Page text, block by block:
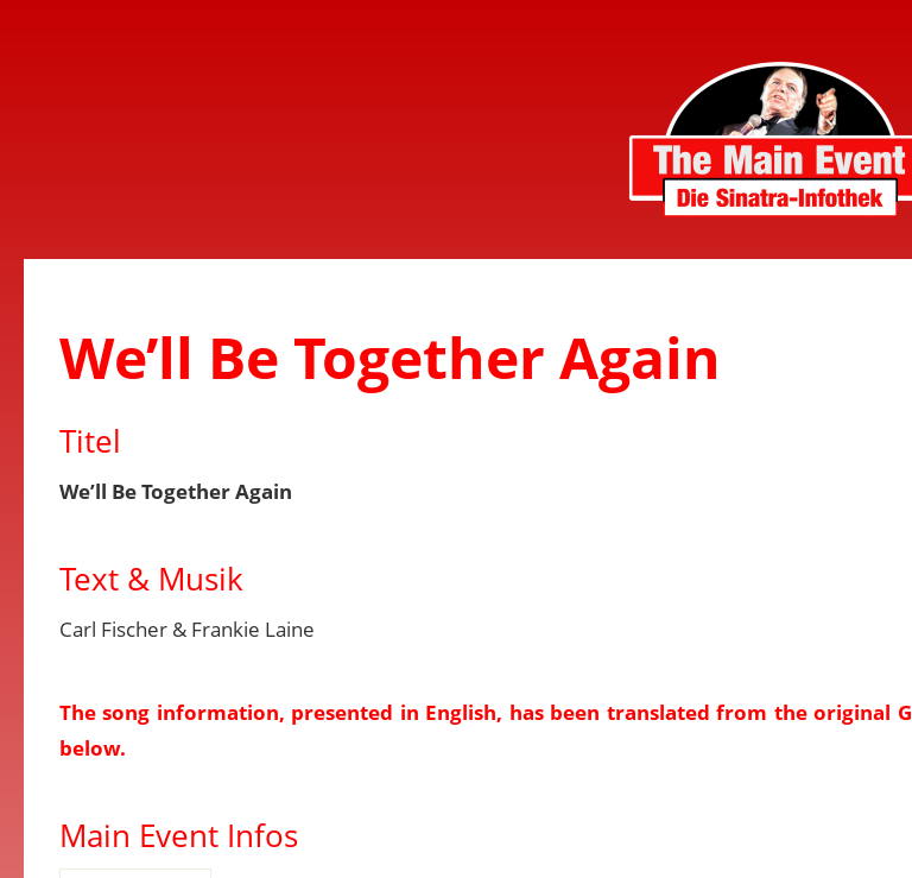
We’ll Be Together Again
Titel
We’ll Be Together Again
Text & Musik
Carl Fischer & Frankie Laine
The song information, presented in English, has been translated from the original
below.
Main Event Infos